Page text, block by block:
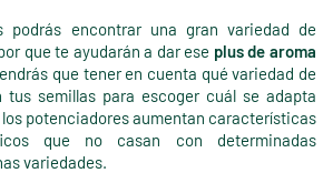
podrás encontrar una gran variedad de
que te ayudarán a dar ese plus de aroma
que tener en cuenta qué variedad de
tus semillas para escoger cuál se adapta
los potenciadores aumentan características
que no casan con determinadas
variedades.